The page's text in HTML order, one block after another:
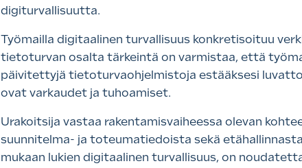
digiturvallisuutta.
Työmailla digitaalinen turvallisuus konkretisoituu
tietoturvan osalta tärkeintä on varmistaa, että
päivitettyjä tietoturvaohjelmistoja estääksesi
ovat varkaudet ja tuhoamiset.
Urakoitsija vastaa rakentamisvaiheessa olevan
suunnitelma- ja toteumatiedoista sekä
mukaan lukien digitaalinen turvallisuus, on